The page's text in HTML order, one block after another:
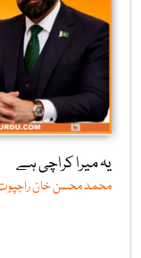
یہ میرا کراچی ہے
محمد محسن خان